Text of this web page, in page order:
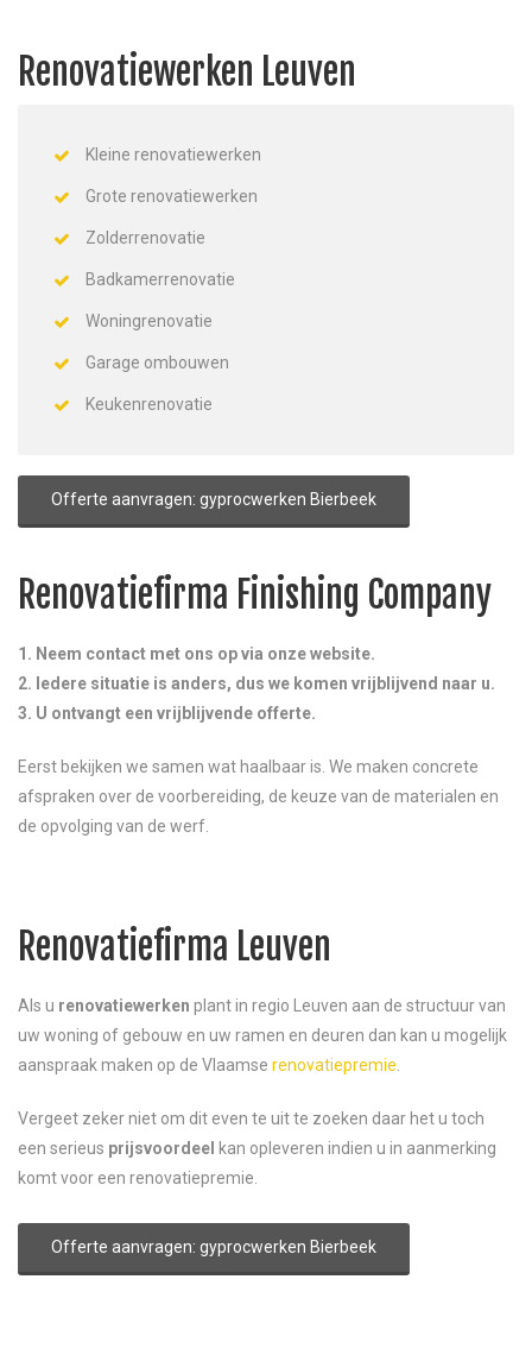
Renovatiewerken Leuven
Kleine renovatiewerken
Grote renovatiewerken
Zolderrenovatie
Badkamerrenovatie
Woningrenovatie
Garage ombouwen
Keukenrenovatie
Offerte aanvragen: gyprocwerken Bierbeek
Renovatiefirma Finishing Company
1. Neem contact met ons op via onze website.
2. Iedere situatie is anders, dus we komen vrijblijvend naar u.
3. U ontvangt een vrijblijvende offerte.
Eerst bekijken we samen wat haalbaar is. We maken concrete
afspraken over de voorbereiding, de keuze van de materialen en
de opvolging van de werf.
Renovatiefirma Leuven
Als u renovatiewerken plant in regio Leuven aan de structuur van
uw woning of gebouw en uw ramen en deuren dan kan u mogelijk
aanspraak maken op de Vlaamse renovatiepremie
Vergeet zeker niet om dit even te uit te zoeken daar het u toch
een serieus prijsvoordeel kan opleveren indien u in aanmerking
komt voor een renovatiepremie.
Offerte aanvragen: gyprocwerken Bierbeek